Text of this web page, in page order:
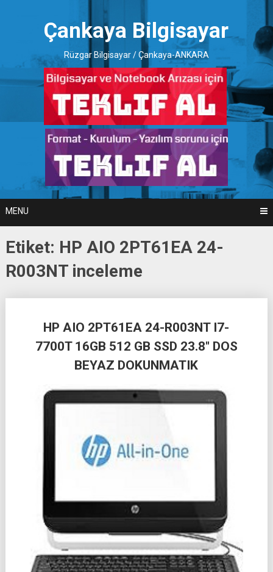
Çankaya Bilgisayar
Rüzgar Bilgisayar / Çankaya-ANKARA
MENU
Etiket: HP AIO 2PT61EA 24-
R003NT inceleme
HP AIO 2PT61EA 24-R003NT I7-
7700T 16GB 512 GB SSD 23.8″ DOS
BEYAZ DOKUNMATIK
navigation